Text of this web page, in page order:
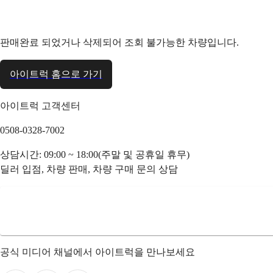
판매완료 되었거나 삭제되어 조회 불가능한 차량입니다.
아이트럭 홈으로 가기
아이트럭 고객센터
0508-0328-7002
상담시간: 09:00 ~ 18:00(주말 및 공휴일 휴무)
딜러 입점, 차량 판매, 차량 구매 문의 상담
공식 미디어 채널에서 아이트럭을 만나보세요